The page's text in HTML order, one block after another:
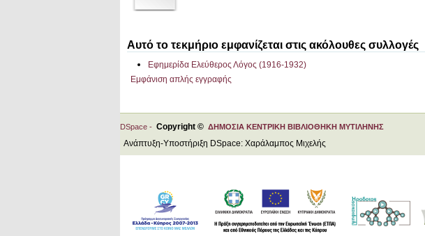
Αυτό το τεκμήριο εμφανίζεται στις ακόλουθες συλλογές
Εφημερίδα Ελεύθερος Λόγος (1916-1932)
Εμφάνιση απλής εγγραφής
DSpace - Copyright © ΔΗΜΟΣΙΑ ΚΕΝΤΡΙΚΗ ΒΙΒΛΙΟΘΗΚΗ ΜΥΤΙΛΗΝΗΣ
Ανάπτυξη-Υποστήριξη DSpace: Χαράλαμπος Μιχελής